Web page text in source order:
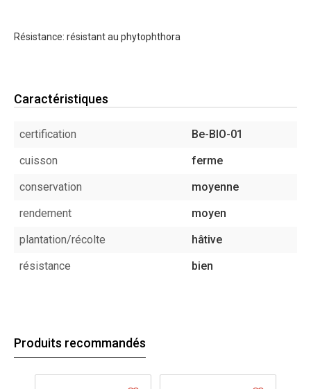
Résistance: résistant au phytophthora
Caractéristiques
certification
Be-BIO-01
cuisson
ferme
conservation
moyenne
rendement
moyen
plantation/récolte
hâtive
résistance
bien
Produits recommandés